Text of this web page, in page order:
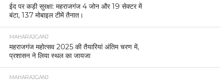
ईद पर कड़ी सुरक्षा: महराजगंज 4 जोन और 19 सेक्टर में
बंटा, 137 मोबाइल टीमें तैनात।
MAHARAJGANJ
महराजगंज महोत्सव 2025 की तैयारियां अंतिम चरण में,
प्रशासन ने लिया स्थल का जायजा
MAHARAJGANJ